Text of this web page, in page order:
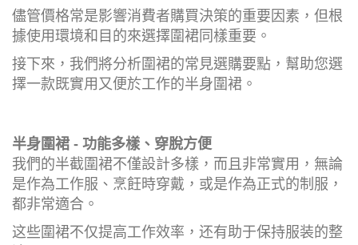
儘管價格常是影響消費者購買決策的重要因素，但根
據使用環境和目的來選擇圍裙同樣重要。
接下來，我們將分析圍裙的常見選購要點，幫助您選
擇一款既實用又便於工作的半身圍裙。
半身圍裙 - 功能多樣、穿脫方便
我們的半截圍裙不僅設計多樣，而且非常實用，無論
是作為工作服、烹飪時穿戴，或是作為正式的制服，
都非常適合。
这些圍裙不仅提高工作效率，还有助于保持服装的整